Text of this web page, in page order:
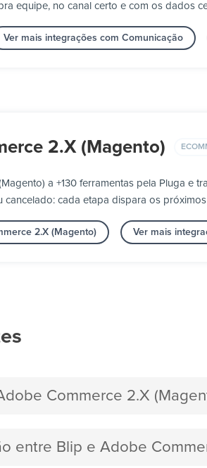
equipe, no canal certo e com os dados
Ver mais integrações com Comunicação
2.X (Magento)
a +130 ferramentas pela Pluga e
cada etapa dispara os
2.X (Magento) Ver mais
Commerce 2.X
entre Blip e Adobe